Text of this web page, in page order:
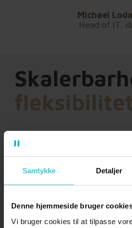
Samtykke Detaljer
Denne hjemmeside bruger
Vi bruger cookies til at tilpasse
Michael
Head of IT,
skalerbarhed end den
justeres ned eller op efter
eksempelvis i forbindelse
der sendes markant flere